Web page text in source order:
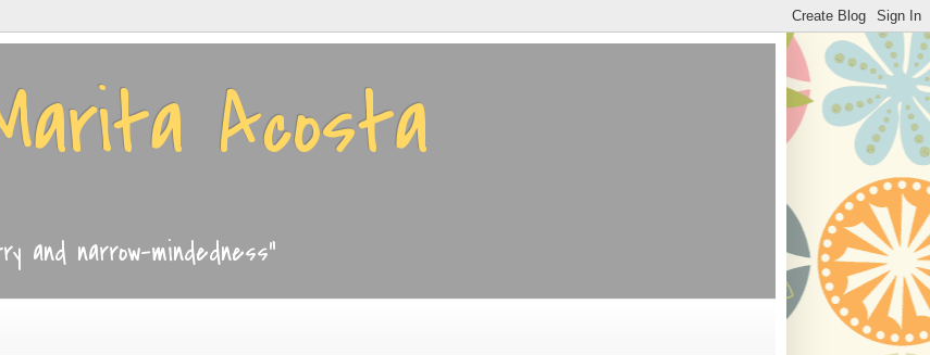
Acosta
and narrow-mindedness"